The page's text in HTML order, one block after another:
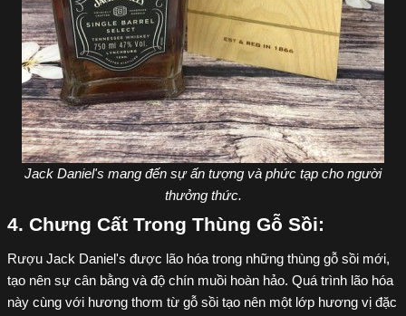
Jack Daniel's mang đến sự ấn tượng và phức tạp cho người
thưởng thức.
4. Chưng Cất Trong Thùng Gỗ Sồi:
Rượu Jack Daniel's được lão hóa trong những thùng gỗ sồi mới,
tạo nên sự cân bằng và độ chín muồi hoàn hảo. Quá trình lão hóa
này cùng với hương thơm từ gỗ sồi tạo nên một lớp hương vị đặc